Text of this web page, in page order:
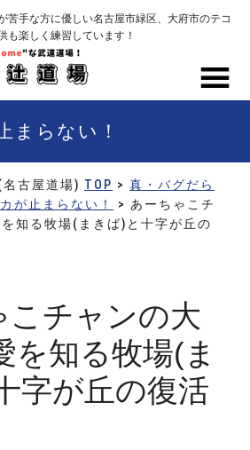
苦手な方に優しい名古屋市緑区、大府市のテコ
も楽しく練習しています！
まらない！
古屋道場) TOP > 真・バグだら
が止まらない！
> あーちゃこチ
知る牧場(まきば)と十字が丘の
こチャンの大
を知る牧場(ま
字が丘の復活